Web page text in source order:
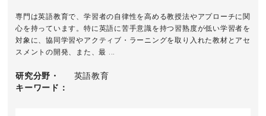
専門は英語教育で、学習者の自律性を高める教授法やアプローチに関
心を持っています。特に英語に苦手意識を持つ習熟度が低い学習者を
対象に、協同学習やアクティブ・ラーニングを取り入れた教材とアセ
スメントの開発、また、最 ...
研究分野・
キーワード
英語教育